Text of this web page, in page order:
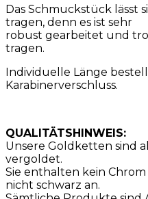
Das Schmuckstück lässt
tragen, denn es ist sehr
robust gearbeitet und
tragen.
Individuelle Länge
Karabinerverschluss.
QUALITÄTSHINWEIS:
Unsere Goldketten sind
vergoldet.
Sie enthalten kein
nicht schwarz an.